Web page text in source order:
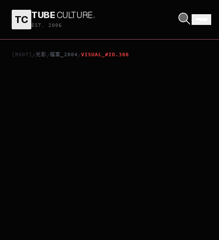
TC TUBECULTURE.
EST. 2006
[ROOT] /光影 /檔案_2004 /VISUAL_#ID.366
美蓮達與美蓮達